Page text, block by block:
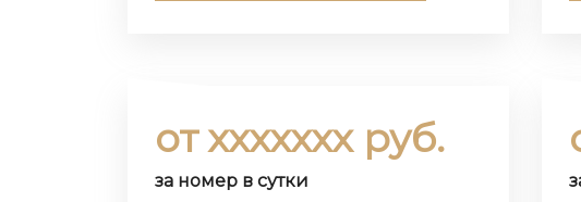
от ххххххх руб.
за номер в сутки